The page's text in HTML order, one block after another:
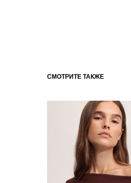
СМОТРИТЕ ТАКЖЕ